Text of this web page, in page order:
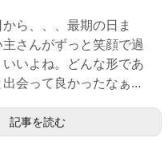
ら、、、最期の日ま
さんがずっと笑顔で過
いよね。どんな形であ
会って良かったなぁ...
記事を読む